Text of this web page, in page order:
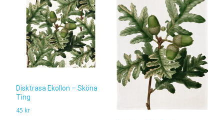
Disktrasa Ekollon – Sköna
Ting
45 kr